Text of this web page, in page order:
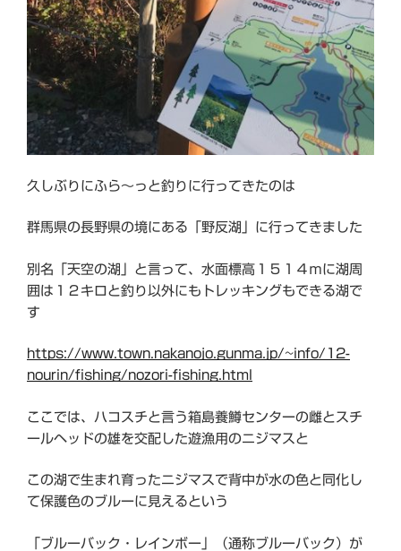
久しぶりにふら～っと釣りに行ってきたのは
群馬県の長野県の境にある「野反湖」に行ってきました
別名「天空の湖」と言って、水面標高１５１４ｍに湖周
囲は１２キロと釣り以外にもトレッキングもできる湖で
す
https://www.town.nakanojo.gunma.jp/~info/12-
nourin/fishing/nozori-fishing.html
ここでは、ハコスチと言う箱島養鱒センターの雌とスチ
ールヘッドの雄を交配した遊漁用のニジマスと
この湖で生まれ育ったニジマスで背中が水の色と同化し
て保護色のブルーに見えるという
「ブルーバック・レインボー」（通称ブルーバック）が